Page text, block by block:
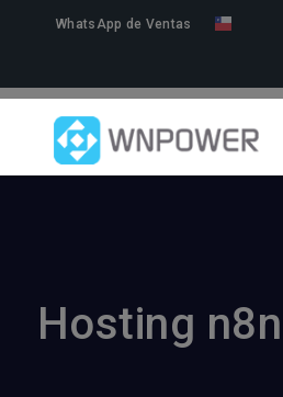
WhatsApp de Ventas
Hosting